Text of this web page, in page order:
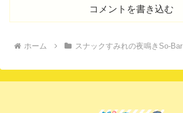
コメントを書き込む
ホーム スナックすみれの夜鳴きSo-Bar